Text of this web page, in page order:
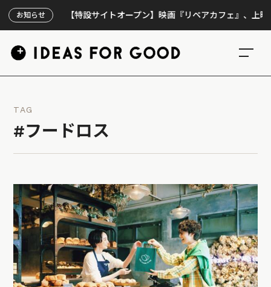
お知らせ
【特設サイトオープン】映画『リペアカフェ』、上映300回の
TAG
#フードロス